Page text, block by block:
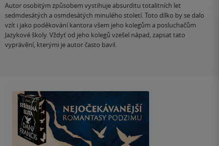
Autor osobitým způsobem vystihuje absurditu totalitních let
sedmdesátých a osmdesátých minulého století. Toto dílko by se dalo
vzít i jako poděkování kantora všem jeho kolegům a posluchačům
Jazykové školy. Vždyť od jeho kolegů vzešel nápad, zapsat tato
vyprávění, kterými je autor často bavil.